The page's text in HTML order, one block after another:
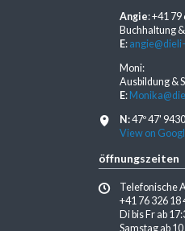
Angie: +41 79
Buchhaltung
E:
Moni:
Ausbildung &
E:
N:47º 47'
View on
öffnungszeiten
Telefonische
+41 76 326 18
Di bis Fr ab
Samstag ab